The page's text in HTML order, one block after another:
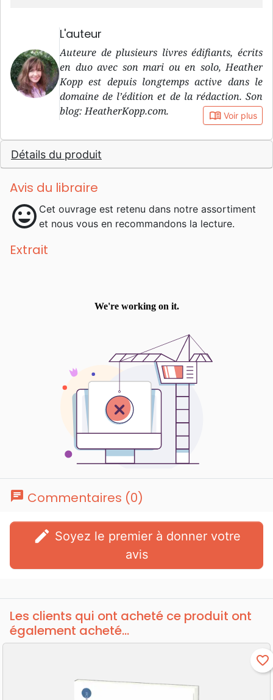
L'auteur
Auteure de plusieurs livres édifiants, écrits
en duo avec son mari ou en solo, Heather
Kopp est depuis longtemps active dans le
domaine de l’édition et de la rédaction. Son
blog: HeatherKopp.com.
book_open Voir plus
Détails du produit
Avis du libraire
mood Cet ouvrage est retenu dans notre assortiment
et nous vous en recommandons la lecture.
Extrait
chat Commentaires (0)
edit
avis
Les clients qui ont acheté ce produit ont
également acheté...
favorite_border